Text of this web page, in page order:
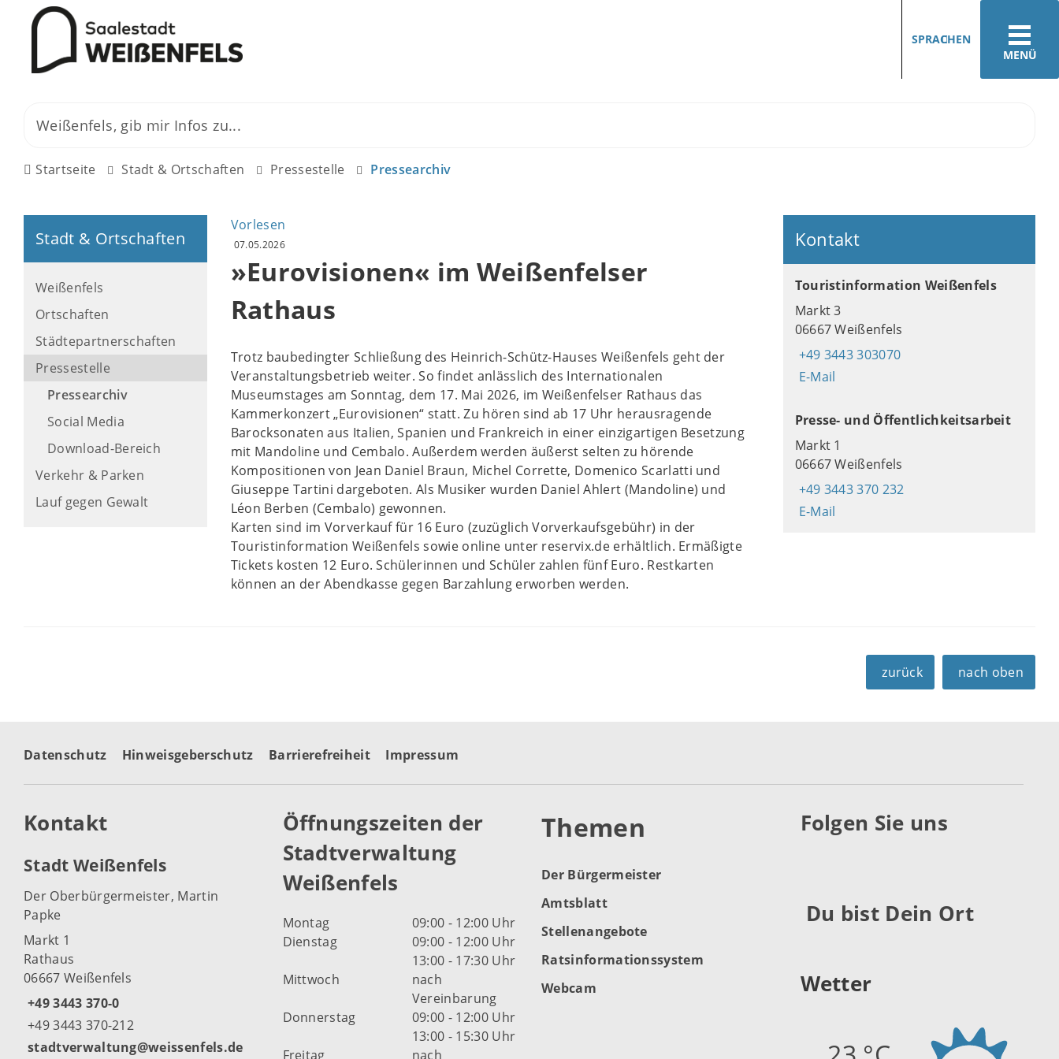
MENÜ
SPRACHEN
Startseite Stadt & Ortschaften Pressestelle Pressearchiv
Stadt & Ortschaften
Weißenfels
Ortschaften
Städtepartnerschaften
Pressestelle
Pressearchiv
Social Media
Download-Bereich
Verkehr & Parken
Lauf gegen Gewalt
Vorlesen
07.05.2026
»Eurovisionen« im Weißenfelser
Rathaus
Trotz baubedingter Schließung des Heinrich-Schütz-Hauses Weißenfels geht der
Veranstaltungsbetrieb weiter. So findet anlässlich des Internationalen
Museumstages am Sonntag, dem 17. Mai 2026, im Weißenfelser Rathaus das
Kammerkonzert „Eurovisionen“ statt. Zu hören sind ab 17 Uhr herausragende
Barocksonaten aus Italien, Spanien und Frankreich in einer einzigartigen Besetzung
mit Mandoline und Cembalo. Außerdem werden äußerst selten zu hörende
Kompositionen von Jean Daniel Braun, Michel Corrette, Domenico Scarlatti und
Giuseppe Tartini dargeboten. Als Musiker wurden Daniel Ahlert (Mandoline) und
Léon Berben (Cembalo) gewonnen.
Karten sind im Vorverkauf für 16 Euro (zuzüglich Vorverkaufsgebühr) in der
Touristinformation Weißenfels sowie online unter reservix.de erhältlich. Ermäßigte
Tickets kosten 12 Euro. Schülerinnen und Schüler zahlen fünf Euro. Restkarten
können an der Abendkasse gegen Barzahlung erworben werden.
Kontakt
Touristinformation Weißenfels
Markt 3
06667 Weißenfels
+49 3443 303070
E-Mail
Presse- und Öffentlichkeitsarbeit
Markt 1
06667 Weißenfels
+49 3443 370 232
E-Mail
zurück nach oben
Datenschutz Hinweisgeberschutz Barrierefreiheit Impressum
Kontakt
Stadt Weißenfels
Der Oberbürgermeister, Martin
Papke
Markt 1
Rathaus
06667 Weißenfels
+49 3443 370-0
+49 3443 370-212
stadtverwaltung@weissenfels.de
Öffnungszeiten der
Stadtverwaltung
Weißenfels
Montag
09:00 - 12:00 Uhr
Dienstag
09:00 - 12:00 Uhr
13:00 - 17:30 Uhr
Mittwoch
nach
Vereinbarung
Donnerstag
09:00 - 12:00 Uhr
13:00 - 15:30 Uhr
Freitag
nach
Themen
Der Bürgermeister
Amtsblatt
Stellenangebote
Ratsinformationssystem
Webcam
Folgen Sie uns
Du bist Dein Ort
Wetter